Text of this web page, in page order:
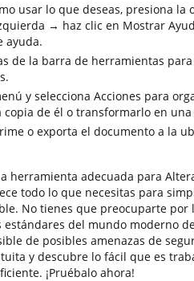
usar lo que deseas, presiona la
→ haz clic en Mostrar
ayuda.
de la barra de herramientas
y selecciona Acciones para
copia de él o transformarlo en
o exporta el documento a la
herramienta adecuada para
todo lo que necesitas para
No tienes que preocuparte por
del mundo moderno
de posibles amenazas de
y descubre lo fácil que es
¡Pruébalo ahora!